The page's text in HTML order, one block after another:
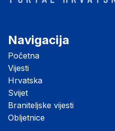
Navigacija
Početna
Vijesti
Hrvatska
Svijet
Braniteljske vijesti
Obljetnice